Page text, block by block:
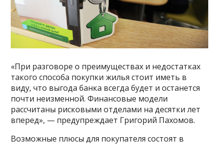
«При разговоре о преимуществах и недостатках
такого способа покупки жилья стоит иметь в
виду, что выгода банка всегда будет и останется
почти неизменной. Финансовые модели
рассчитаны рисковыми отделами на десятки лет
вперед», — предупреждает Григорий Пахомов.
Возможные плюсы для покупателя состоят в